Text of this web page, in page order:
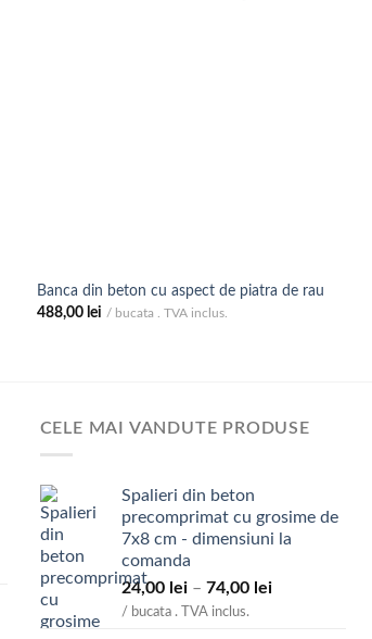
Banca din beton cu aspect de piatra de rau
488,00 lei / bucata . TVA inclus.
CELE MAI VANDUTE PRODUSE
Spalieri din beton
precomprimat cu grosime de
7x8 cm - dimensiuni la
comanda
24,00 lei – 74,00 leiInterval
/ bucata . TVA inclus.